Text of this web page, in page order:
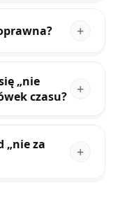
„nie
czasu?
„nie za